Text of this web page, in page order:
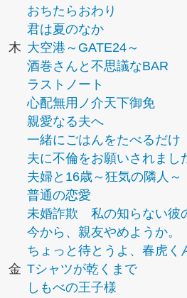
おちたらおわり
君は夏のなか
木 大空港～GATE24～
酒巻さんと不思議なBAR
ラストノート
心配無用ノ介天下御免
親愛なる夫へ
一緒にごはんをたべるだけ
夫に不倫をお願いされまし
夫婦と16歳～狂気の隣人～
普通の恋愛
未婚詐欺 私の知らない彼
今から、親友やめようか。
ちょっと待とうよ、春虎く
金 Tシャツが乾くまで
しもべの王子様